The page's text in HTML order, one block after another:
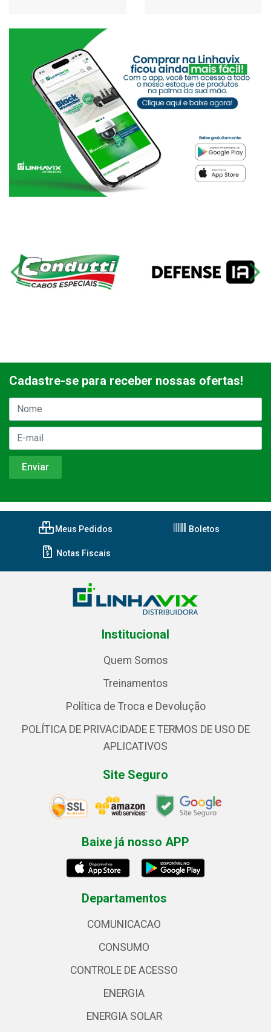
Cadastre-se para receber nossas ofertas!
Meus Pedidos Boletos
Notas Fiscais
Institucional
Quem Somos
Treinamentos
Política de Troca e Devolução
POLÍTICA DE PRIVACIDADE E TERMOS DE USO DE
APLICATIVOS
Site Seguro
Baixe já nosso APP
Departamentos
COMUNICACAO
CONSUMO
CONTROLE DE ACESSO
ENERGIA
ENERGIA SOLAR